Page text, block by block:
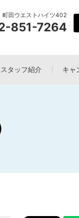
スタッフ紹介 キャ
田ウエストハイツ402
851-7264